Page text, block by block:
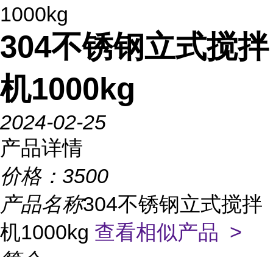
1000kg
304不锈钢立式搅拌
机1000kg
2024-02-25
产品详情
价格： 3500
产品名称304不锈钢立式搅拌
机1000kg 查看相似产品 >